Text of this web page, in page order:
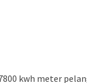
kwh meter